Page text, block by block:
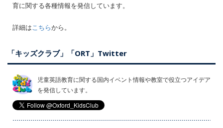
育に関する各種情報を発信しています。
詳細はこちらから。
「キッズクラブ」「ORT」Twitter
児童英語教育に関する国内イベント情報や教室で役立つアイデア
を発信しています。